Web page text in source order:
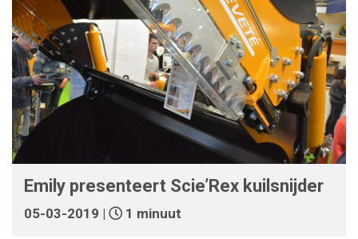
Emily presenteert Scie’Rex kuilsnijder
05-03-2019 | 1 minuut